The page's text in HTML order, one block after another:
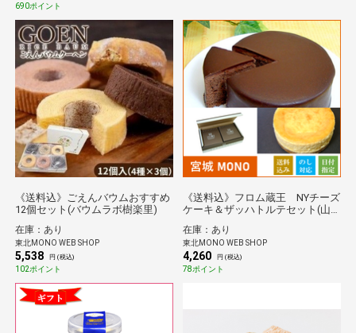
690ポイント
《送料込》ごえんバウムおすすめ
12個セット(バウムラボ樹楽里)
在庫：あり
東北MONO WEB SHOP
5,538 円 (税込)
102ポイント
《送料込》フロム蔵王 NYチーズ
ケーキ＆ザッハトルテセット(山
在庫：あり
東北MONO WEB SHOP
4,260 円 (税込)
78ポイント